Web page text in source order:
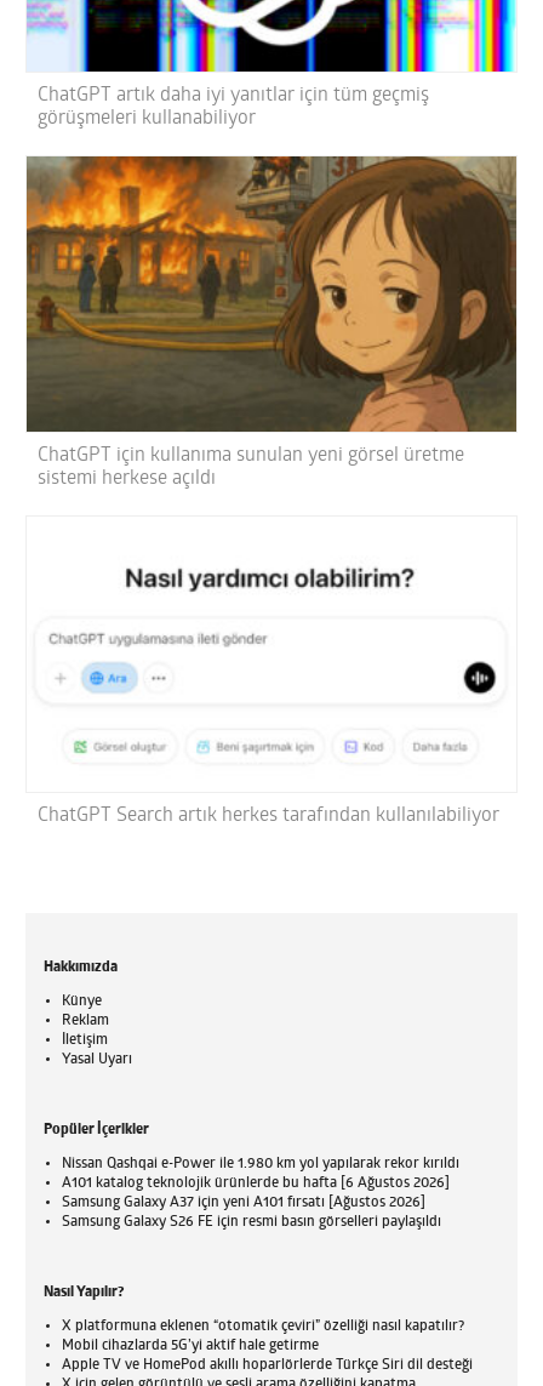
ChatGPT artık daha iyi yanıtlar için tüm geçmiş
görüşmeleri kullanabiliyor
ChatGPT için kullanıma sunulan yeni görsel üretme
sistemi herkese açıldı
ChatGPT Search artık herkes tarafından kullanılabiliyor
Hakkımızda
Künye
Reklam
İletişim
Yasal Uyarı
Popüler İçerikler
Nissan Qashqai e-Power ile 1.980 km yol yapılarak rekor kırıldı
A101 katalog teknolojik ürünlerde bu hafta [6 Ağustos 2026]
Samsung Galaxy A37 için yeni A101 fırsatı [Ağustos 2026]
Samsung Galaxy S26 FE için resmi basın görselleri paylaşıldı
Nasıl Yapılır?
X platformuna eklenen “otomatik çeviri” özelliği nasıl kapatılır?
Mobil cihazlarda 5G’yi aktif hale getirme
Apple TV ve HomePod akıllı hoparlörlerde Türkçe Siri dil desteği